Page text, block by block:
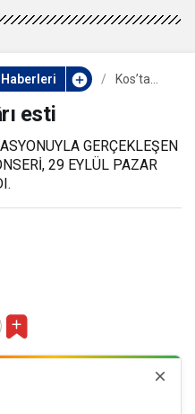
Haberleri
Kos’ta
esti
GERÇEKLEŞEN
29 EYLÜL PAZAR